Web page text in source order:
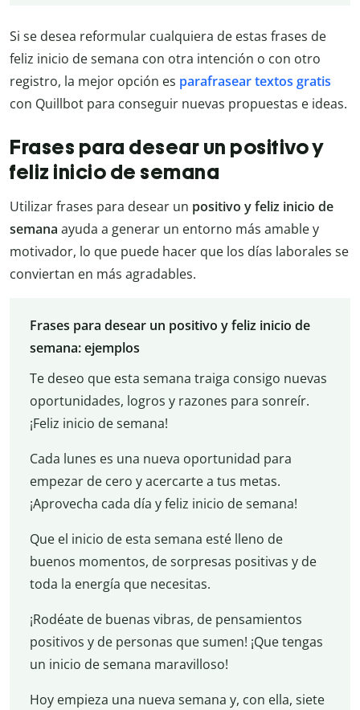
Si se desea reformular cualquiera de estas frases de
feliz inicio de semana con otra intención o con otro
registro, la mejor opción es parafrasear textos gratis
con Quillbot para conseguir nuevas propuestas e ideas.
Frases para desear un positivo y
feliz inicio de semana
Utilizar frases para desear un positivo y feliz inicio de
semana ayuda a generar un entorno más amable y
motivador, lo que puede hacer que los días laborales se
conviertan en más agradables.
Frases para desear un positivo y feliz inicio de
semana: ejemplos
Te deseo que esta semana traiga consigo nuevas
oportunidades, logros y razones para sonreír.
¡Feliz inicio de semana!
Cada lunes es una nueva oportunidad para
empezar de cero y acercarte a tus metas.
¡Aprovecha cada día y feliz inicio de semana!
Que el inicio de esta semana esté lleno de
buenos momentos, de sorpresas positivas y de
toda la energía que necesitas.
¡Rodéate de buenas vibras, de pensamientos
positivos y de personas que sumen! ¡Que tengas
un inicio de semana maravilloso!
Hoy empieza una nueva semana y, con ella, siete